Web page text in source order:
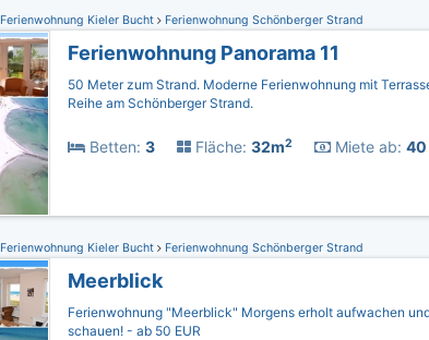
Ferienwohnung Kieler Bucht Ferienwohnung Schönberger Strand
Ferienwohnung Panorama 11
50 Meter zum Strand. Moderne Ferienwohnung mit
Reihe am Schönberger Strand.
Betten: 3 Fläche: 32m2 Miete ab: 40
Ferienwohnung Kieler Bucht Ferienwohnung Schönberger Strand
Meerblick
Ferienwohnung "Meerblick" Morgens erholt aufwachen
schauen! - ab 50 EUR